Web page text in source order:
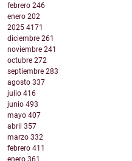
febrero 246
enero 202
2025 4171
diciembre 261
noviembre 241
octubre 272
septiembre 283
agosto 337
julio 416
junio 493
mayo 407
abril 357
marzo 332
febrero 411
enero 361